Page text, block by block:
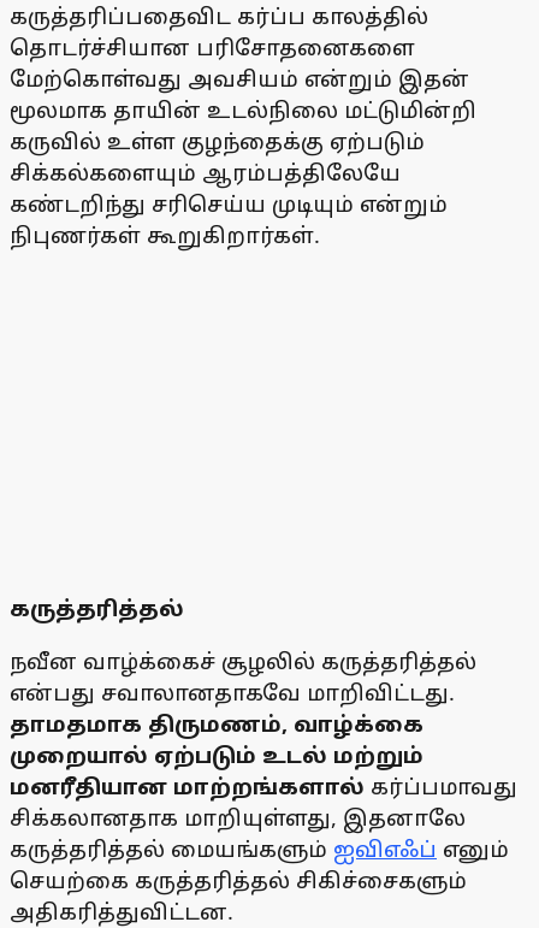
கருத்தரிப்பதைவிட கர்ப்ப காலத்தில்
தொடர்ச்சியான பரிசோதனைகளை
மேற்கொள்வது அவசியம் என்றும் இதன்
மூலமாக தாயின் உடல்நிலை மட்டுமின்றி
கருவில் உள்ள குழந்தைக்கு ஏற்படும்
சிக்கல்களையும் ஆரம்பத்திலேயே
கண்டறிந்து சரிசெய்ய முடியும் என்றும்
நிபுணர்கள் கூறுகிறார்கள்.
கருத்தரித்தல்
நவீன வாழ்க்கைச் சூழலில் கருத்தரித்தல்
என்பது சவாலானதாகவே மாறிவிட்டது.
தாமதமாக திருமணம், வாழ்க்கை
முறையால் ஏற்படும் உடல் மற்றும்
மனரீதியான மாற்றங்களால் கர்ப்பமாவது
சிக்கலானதாக மாறியுள்ளது, இதனாலே
கருத்தரித்தல் மையங்களும் ஐவிஎஃப் எனும்
செயற்கை கருத்தரித்தல் சிகிச்சைகளும்
அதிகரித்துவிட்டன.